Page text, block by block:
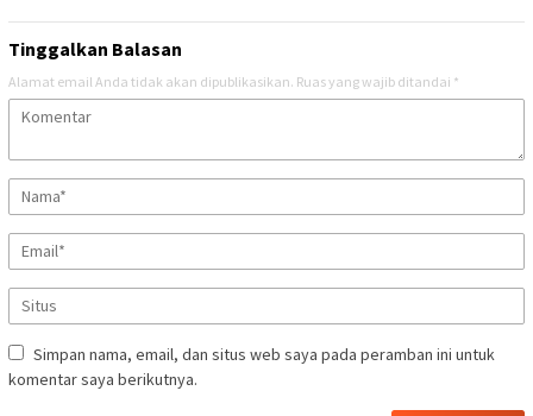
Tinggalkan Balasan
Alamat email Anda tidak akan dipublikasikan. Ruas yang wajib ditandai *
Simpan nama, email, dan situs web saya pada peramban ini untuk
komentar saya berikutnya.